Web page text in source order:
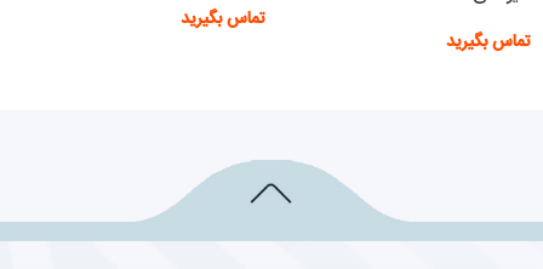
تماس بگیرید
تماس بگیرید